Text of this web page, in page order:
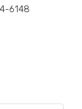
6148